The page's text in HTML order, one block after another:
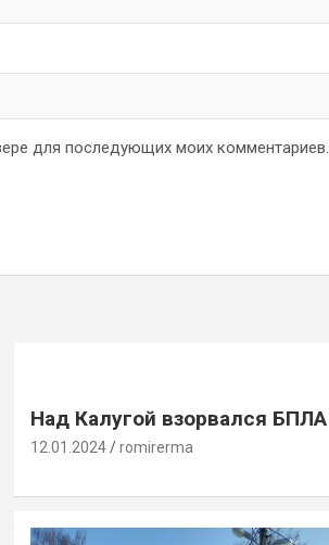
для последующих моих комментариев.
Над Калугой взорвался БПЛА
12.01.2024 romirerma